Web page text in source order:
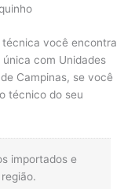
técnica você encontra
com Unidades
Campinas, se você
técnico do seu
importados e